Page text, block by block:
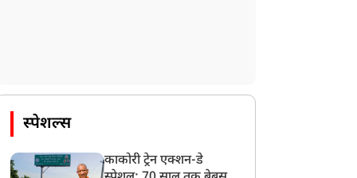
स्पेशल्स
काकोरी ट्रेन एक्शन-डे